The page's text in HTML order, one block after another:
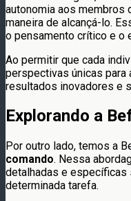
autonomia aos membros
maneira de alcançá-lo.
o pensamento crítico e o
Ao permitir que cada
perspectivas únicas para
resultados inovadores e
Explorando a
Por outro lado, temos a
comando. Nessa
detalhadas e específicas
determinada tarefa.